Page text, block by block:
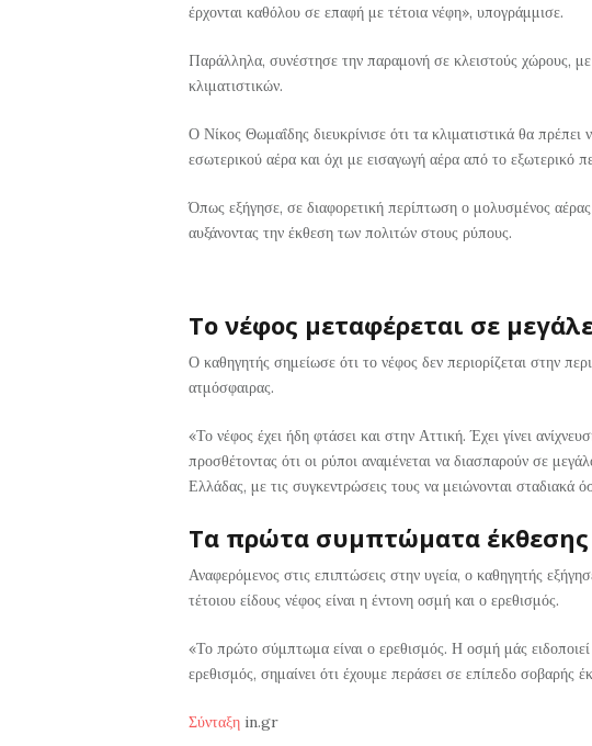
έρχονται καθόλου σε επαφή με τέτοια νέφη», υπογράμμισε.
Παράλληλα, συνέστησε την παραμονή σε κλειστούς χώρους,
κλιματιστικών.
Ο Νίκος Θωμαΐδης διευκρίνισε ότι τα κλιματιστικά θα
εσωτερικού αέρα και όχι με εισαγωγή αέρα από το εξωτερικό
Όπως εξήγησε, σε διαφορετική περίπτωση ο μολυσμένος
αυξάνοντας την έκθεση των πολιτών στους ρύπους.
Το νέφος μεταφέρεται σε
Ο καθηγητής σημείωσε ότι το νέφος δεν περιορίζεται στην
ατμόσφαιρας.
«Το νέφος έχει ήδη φτάσει και στην Αττική. Έχει γίνει
προσθέτοντας ότι οι ρύποι αναμένεται να διασπαρούν σε
Ελλάδας, με τις συγκεντρώσεις τους να μειώνονται σταδιακά
Τα πρώτα συμπτώματα έκθεσης
Αναφερόμενος στις επιπτώσεις στην υγεία, ο καθηγητής
τέτοιου είδους νέφος είναι η έντονη οσμή και ο ερεθισμός.
«Το πρώτο σύμπτωμα είναι ο ερεθισμός. Η οσμή μάς
ερεθισμός, σημαίνει ότι έχουμε περάσει σε επίπεδο σοβαρής
Σύνταξη in.gr